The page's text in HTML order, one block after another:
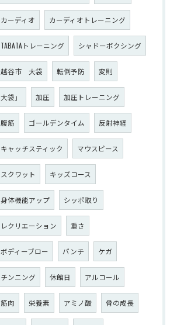
カーディオ カーディオトレーニング
TABATAトレーニング シャドーボクシング
越谷市 大袋 転倒予防 変則
大袋」 加圧 加圧トレーニング
腹筋 ゴールデンタイム 反射神経
キャッチスティック マウスピース
スクワット キッズコース
身体機能アップ シッポ取り
レクリエーション 重さ
ボディーブロー パンチ ケガ
チンニング 休館日 アルコール
筋肉 栄養素 アミノ酸 骨の成長